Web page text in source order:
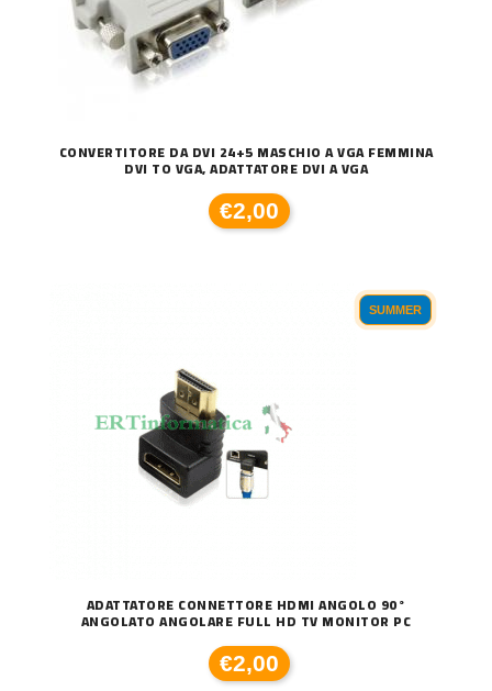
CONVERTITORE DA DVI 24+5 MASCHIO A VGA FEMMINA
DVI TO VGA, ADATTATORE DVI A VGA
€2,00
SUMMER
ADATTATORE CONNETTORE HDMI ANGOLO 90°
ANGOLATO ANGOLARE FULL HD TV MONITOR PC
€2,00